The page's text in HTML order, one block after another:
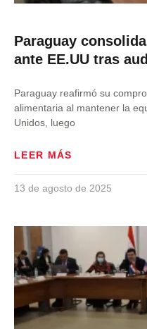
Paraguay
ante EE.UU tras
Paraguay reafirmó su
alimentaria al mantener la
Unidos, luego
LEER MÁS
13 de agosto de 2025